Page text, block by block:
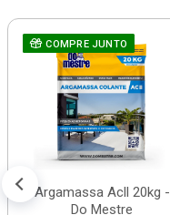
COMPRE JUNTO
Argamassa Acll 20kg -
Do Mestre